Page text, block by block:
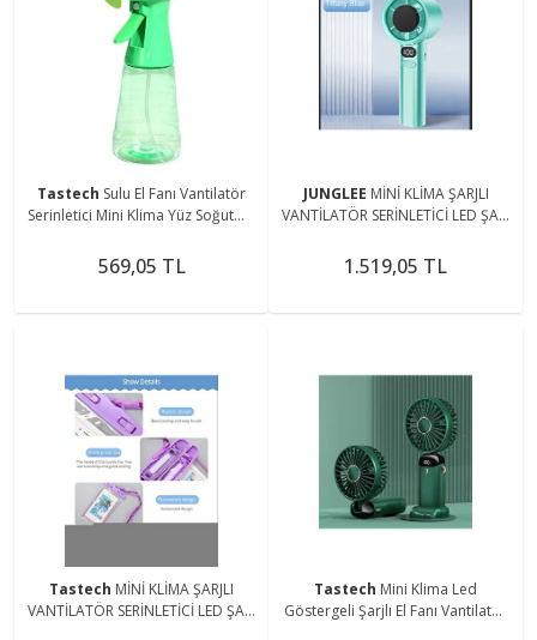
Tastech Sulu El Fanı Vantilatör
Serinletici Mini Klima Yüz Soğutma
Spray
569,05 TL
JUNGLEE MİNİ KLİMA ŞARJLI
VANTİLATÖR SERİNLETİCİ LED ŞARJ
Kamp ve Yatak Odası
1.519,05 TL
Tastech MİNİ KLİMA ŞARJLI
VANTİLATÖR SERİNLETİCİ LED ŞARJ
Tastech Mini Klima Led
Göstergeli Şarjlı El Fanı Vantilatör